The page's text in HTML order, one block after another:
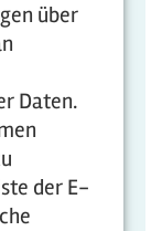
über
Daten.
der E-